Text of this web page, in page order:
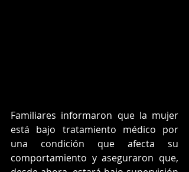
Familiares informaron que la mujer
está bajo tratamiento médico por
una condición que afecta su
comportamiento y aseguraron que,